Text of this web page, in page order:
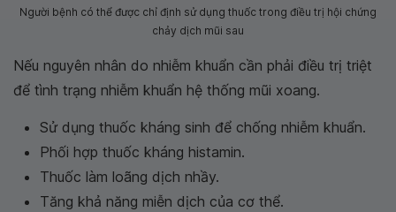
Người bệnh có thể được chỉ định sử dụng thuốc trong điều trị hội chứng
chảy dịch mũi sau
Nếu nguyên nhân do nhiễm khuẩn cần phải điều trị triệt
để tình trạng nhiễm khuẩn hệ thống mũi xoang.
Sử dụng thuốc kháng sinh để chống nhiễm khuẩn.
Phối hợp thuốc kháng histamin.
Thuốc làm loãng dịch nhầy.
Tăng khả năng miễn dịch của cơ thể.